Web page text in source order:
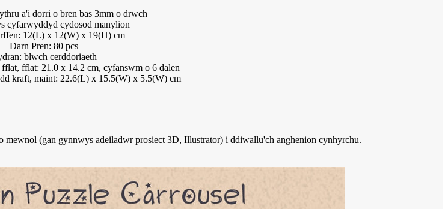
a'i dorri o bren bas 3mm o drwch
cyfarwyddyd cydosod manylion
12(L) x 12(W) x 19(H) cm
Darn Pren: 80 pcs
blwch cerddoriaeth
fflat: 21.0 x 14.2 cm, cyfanswm o 6 dalen
kraft, maint: 22.6(L) x 15.5(W) x 5.5(W) cm
(gan gynnwys adeiladwr prosiect 3D, Illustrator) i ddiwallu'ch anghenion cynhyrchu.